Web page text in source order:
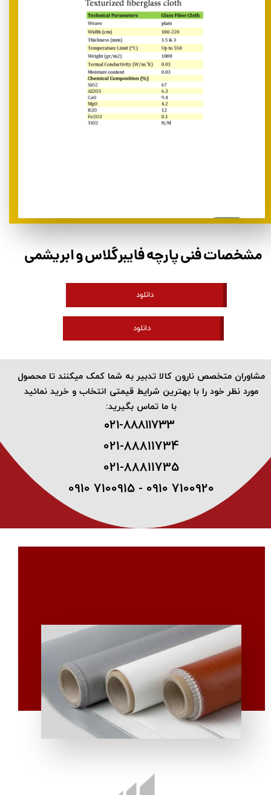
مشخصات فنی پارچه فایبرگلاس و ابریشمی
دانلود
دانلود
​مشاوران متخصص نارون کالا تدبیر به شما کمک میکنند تا محصول
مورد نظر خود را با بهترین شرایط قیمتی انتخاب و خرید نمائید
با ما تماس بگیرید:
۰۲۱-۸۸۸۱۱۷۳3 ​
021-88811734
021-88811735
0910 7100915 - 0910 7100920